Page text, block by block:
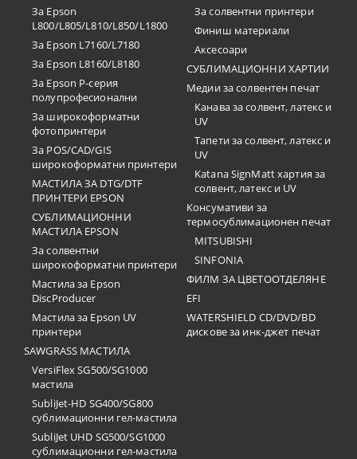
За Epson
L800/L805/L810/L850/L1800
За Epson L7160/L7180
За Epson L8160/L8180
За Epson P-серия
полупрофесионални
За широкоформатни
фотопринтери
За POS/CAD/GIS
широкоформатни принтери
МАСТИЛА ЗА DTG/DTF
ПРИНТЕРИ EPSON
СУБЛИМАЦИОННИ
МАСТИЛА EPSON
За солвентни
широкоформатни принтери
Мастила за Epson
DiscProducer
Мастила за Epson UV
принтери
SAWGRASS МАСТИЛА
VersiFlex SG500/SG1000
мастила
SubliJet-HD SG400/SG800
сублимационни гел-мастила
SubliJet UHD SG500/SG1000
сублимационни гел-мастила
За солвентни принтери
Финиш материали
Аксесоари
СУБЛИМАЦИОННИ ХАРТИИ
Медии за солвентен печат
Канава за солвент, латекс и
UV
Тапети за солвент, латекс и
UV
Katana SignMatt хартия за
солвент, латекс и UV
Консумативи за
термосублимационен печат
MITSUBISHI
SINFONIA
ФИЛМ ЗА ЦВЕТООТДЕЛЯНЕ
EFI
WATERSHIELD CD/DVD/BD
дискове за инк-джет печат